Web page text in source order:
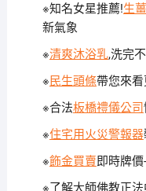
※知名女星推薦!生
新氣象
※清爽沐浴乳,洗完
※ 民生頭條帶您來看
※合法板橋禮儀公司
※住宅用火災警報器
※飾金買賣即時牌
※了解大師佛教正